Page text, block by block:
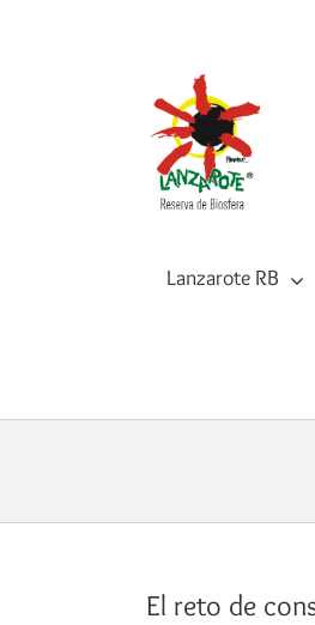
Lanzarote RB
El reto de